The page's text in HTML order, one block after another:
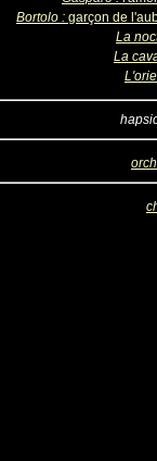
Bortolo : garçon de
La
La